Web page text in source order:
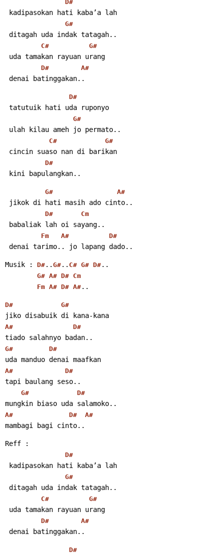
D#
kadipasokan hati kaba’a lah
G#
ditagah uda indak tatagah..
C# G#
uda tamakan rayuan urang
D# A#
denai batinggakan..
D#
tatutuik hati uda ruponyo
G#
ulah kilau ameh jo permato..
C# G#
cincin suaso nan di barikan
D#
kini bapulangkan..
G# A#
jikok di hati masih ado cinto..
D# Cm
babaliak lah oi sayang..
Fm A# D#
denai tarimo.. jo lapang dado..
Musik : D# .. G# .. C# G# D# ..
G# A# D# Cm
Fm A# D# A# ..
D# G#
jiko disabuik di kana-kana
A# D#
tiado salahnyo badan..
G# D#
uda manduo denai maafkan
A# D#
tapi baulang seso..
G# D#
mungkin biaso uda salamoko..
A# D# A#
mambagi bagi cinto..
Reff :
D#
kadipasokan hati kaba’a lah
G#
ditagah uda indak tatagah..
C# G#
uda tamakan rayuan urang
D# A#
denai batinggakan..
D#